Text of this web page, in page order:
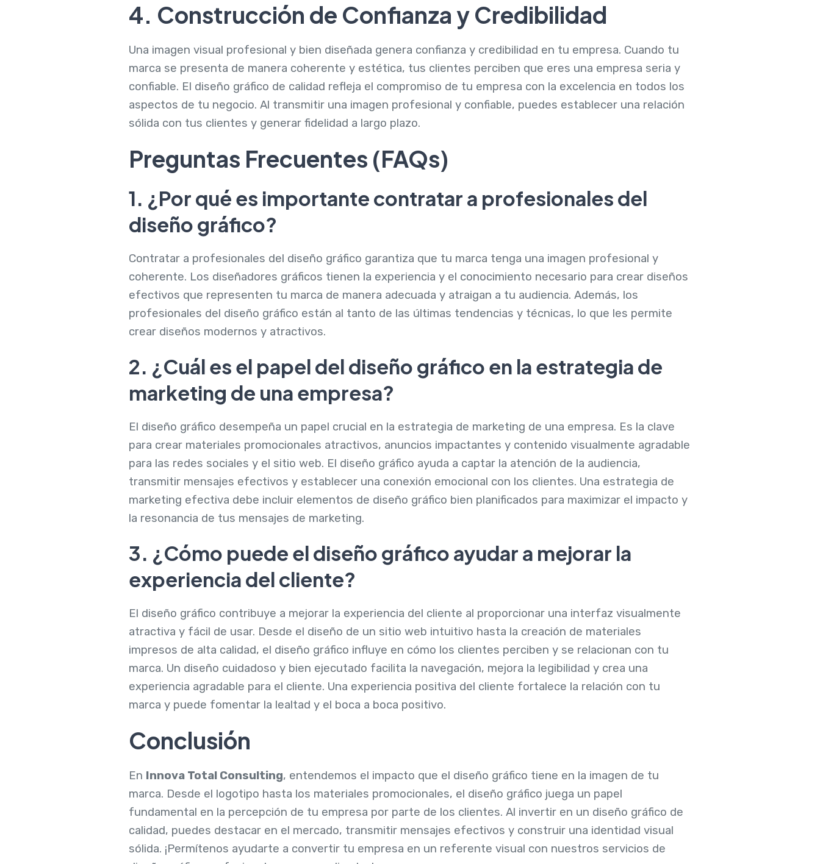
4. Construcción de Confianza y Credibilidad
Una imagen visual profesional y bien diseñada genera confianza y credibilidad en tu empresa. Cuando tu
marca se presenta de manera coherente y estética, tus clientes perciben que eres una empresa seria y
confiable. El diseño gráfico de calidad refleja el compromiso de tu empresa con la excelencia en todos los
aspectos de tu negocio. Al transmitir una imagen profesional y confiable, puedes establecer una relación
sólida con tus clientes y generar fidelidad a largo plazo.
Preguntas Frecuentes (FAQs)
1. ¿Por qué es importante contratar a profesionales del
diseño gráfico?
Contratar a profesionales del diseño gráfico garantiza que tu marca tenga una imagen profesional y
coherente. Los diseñadores gráficos tienen la experiencia y el conocimiento necesario para crear diseños
efectivos que representen tu marca de manera adecuada y atraigan a tu audiencia. Además, los
profesionales del diseño gráfico están al tanto de las últimas tendencias y técnicas, lo que les permite
crear diseños modernos y atractivos.
2. ¿Cuál es el papel del diseño gráfico en la estrategia de
marketing de una empresa?
El diseño gráfico desempeña un papel crucial en la estrategia de marketing de una empresa. Es la clave
para crear materiales promocionales atractivos, anuncios impactantes y contenido visualmente agradable
para las redes sociales y el sitio web. El diseño gráfico ayuda a captar la atención de la audiencia,
transmitir mensajes efectivos y establecer una conexión emocional con los clientes. Una estrategia de
marketing efectiva debe incluir elementos de diseño gráfico bien planificados para maximizar el impacto y
la resonancia de tus mensajes de marketing.
3. ¿Cómo puede el diseño gráfico ayudar a mejorar la
experiencia del cliente?
El diseño gráfico contribuye a mejorar la experiencia del cliente al proporcionar una interfaz visualmente
atractiva y fácil de usar. Desde el diseño de un sitio web intuitivo hasta la creación de materiales
impresos de alta calidad, el diseño gráfico influye en cómo los clientes perciben y se relacionan con tu
marca. Un diseño cuidadoso y bien ejecutado facilita la navegación, mejora la legibilidad y crea una
experiencia agradable para el cliente. Una experiencia positiva del cliente fortalece la relación con tu
marca y puede fomentar la lealtad y el boca a boca positivo.
Conclusión
En Innova Total Consulting, entendemos el impacto que el diseño gráfico tiene en la imagen de tu
marca. Desde el logotipo hasta los materiales promocionales, el diseño gráfico juega un papel
fundamental en la percepción de tu empresa por parte de los clientes. Al invertir en un diseño gráfico de
calidad, puedes destacar en el mercado, transmitir mensajes efectivos y construir una identidad visual
sólida. ¡Permítenos ayudarte a convertir tu empresa en un referente visual con nuestros servicios de